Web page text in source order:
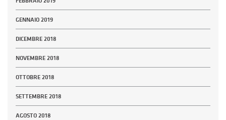
GENNAIO 2019
DICEMBRE 2018
NOVEMBRE 2018
OTTOBRE 2018
SETTEMBRE 2018
AGOSTO 2018